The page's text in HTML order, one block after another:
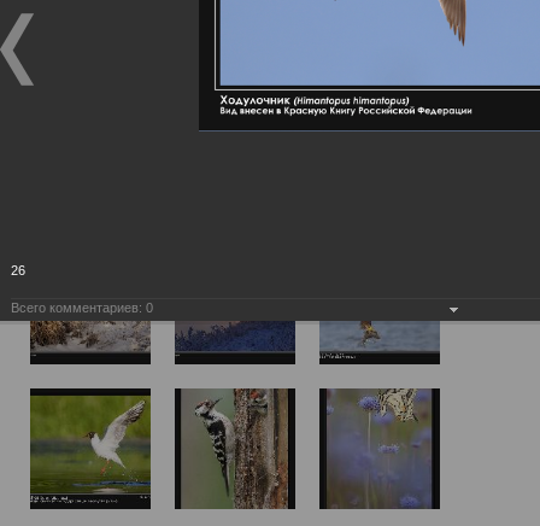
26
Всего комментариев: 0